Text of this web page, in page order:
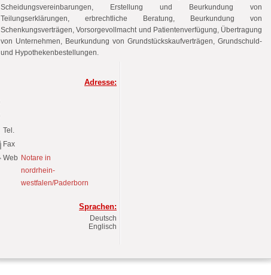
Scheidungsvereinbarungen, Erstellung und Beurkundung von
Teilungserklärungen, erbrechtliche Beratung, Beurkundung von
Schenkungsverträgen, Vorsorgevollmacht und Patientenverfügung, Übertragung
von Unternehmen, Beurkundung von Grundstückskaufverträgen, Grundschuld-
und Hypothekenbestellungen.
Adresse:
Tel.
Fax
Web Notare in
nordrhein-
westfalen/Paderborn
Sprachen:
Deutsch
Englisch